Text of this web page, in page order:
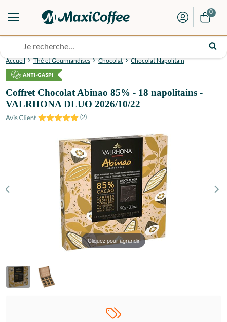
0
Accueil Thé et Gourmandises Chocolat Chocolat Napolitain
Coffret Chocolat Abinao 85% - 18 napolitains -
VALRHONA DLUO 2026/10/22
(2)
Cliquez pour agrandir